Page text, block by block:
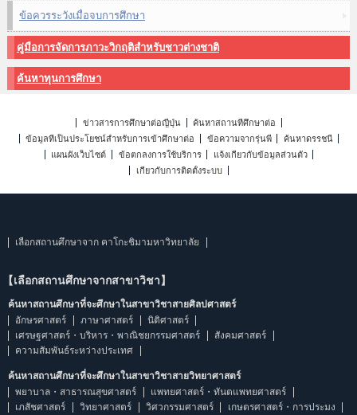
ข้อควรระวังเมื่อจบการศึกษา
คู่มือการจัดการภาวะวิกฤติสำหรับชาวต่างชาติ
ค้นหาทุนการศึกษา
ข่าวสารการศึกษาต่อญี่ปุ่น
ค้นหาสถานที่ศึกษาต่อ
ข้อมูลที่เป็นประโยชน์สำหรับการเข้าศึกษาต่อ
ข้อความจากรุ่นพี่
ค้นหาดรรชนี
แผนผังเว็บไซต์
ข้อตกลงการใช้บริการ
แจ้งเกี่ยวกับข้อมูลส่วนตัว
เกี่ยวกับการติดตั้งระบบ
เลือกสถานศึกษาจาก คาโกะชิมามหาวิทยาลัย
【เลือกสถานศึกษาจากสาขาวิชา】
ค้นหาสถานศึกษาที่จะศึกษาในสาขาวิชาสายศิลปศาสตร์
อักษรศาสตร์
ภาษาศาสตร์
นิติศาสตร์
เศรษฐศาสตร์・บริหาร・พาณิชยกรรมศาสตร์
สังคมศาสตร์
ความสัมพันธ์ระหว่างประเทศ
ค้นหาสถานศึกษาที่จะศึกษาในสาขาวิชาสายวิทยาศาสตร์
พยาบาล・สาธารณสุขศาสตร์
แพทยศาสตร์・ทันตแพทยศาสตร์
เภสัชศาสตร์
วิทยาศาสตร์ วิศวกรรมศาสตร์ เกษตรศาสตร์・การประมง